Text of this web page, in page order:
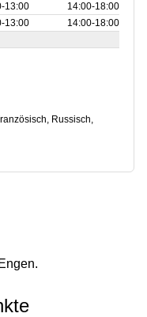
14:00‑18:00
14:00‑18:00
Russisch,